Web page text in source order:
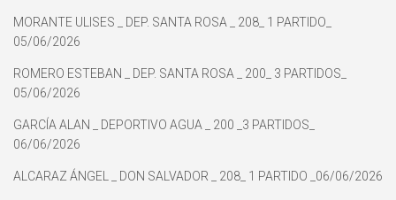
MORANTE ULISES _ DEP. SANTA ROSA _ 208_ 1 PARTIDO_
05/06/2026
ROMERO ESTEBAN _ DEP. SANTA ROSA _ 200_ 3 PARTIDOS_
05/06/2026
GARCÍA ALAN _ DEPORTIVO AGUA _ 200 _3 PARTIDOS_
06/06/2026
ALCARAZ ÁNGEL _ DON SALVADOR _ 208_ 1 PARTIDO _06/06/2026